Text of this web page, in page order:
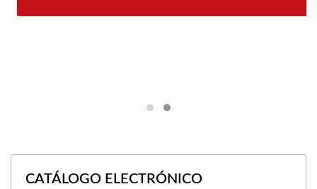
CATÁLOGO ELECTRÓNICO